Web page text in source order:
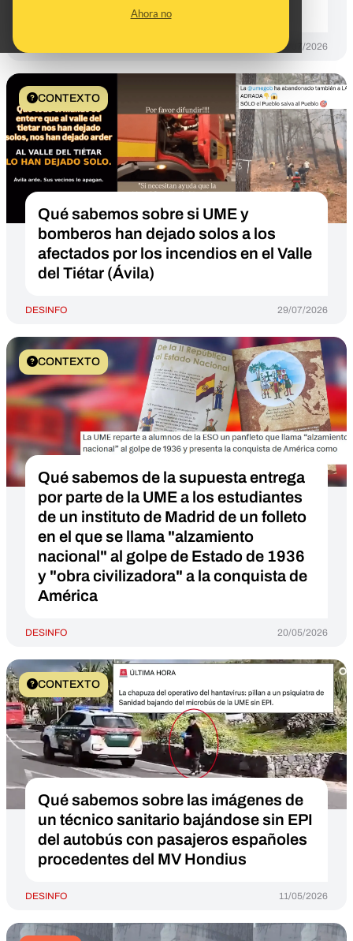
Ahora no
operativa 2 y 3
29/07/2026
CONTEXTO
Qué sabemos sobre si UME y
bomberos han dejado solos a los
afectados por los incendios en el Valle
del Tiétar (Ávila)
DESINFO 29/07/2026
CONTEXTO
Qué sabemos de la supuesta entrega
por parte de la UME a los estudiantes
de un instituto de Madrid de un folleto
en el que se llama "alzamiento
nacional" al golpe de Estado de 1936
y "obra civilizadora" a la conquista de
América
DESINFO 20/05/2026
CONTEXTO
Qué sabemos sobre las imágenes de
un técnico sanitario bajándose sin EPI
del autobús con pasajeros españoles
procedentes del MV Hondius
DESINFO 11/05/2026